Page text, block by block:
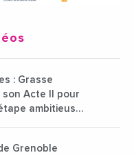
: Grasse
son Acte II pour
ambitieuse
Grenoble